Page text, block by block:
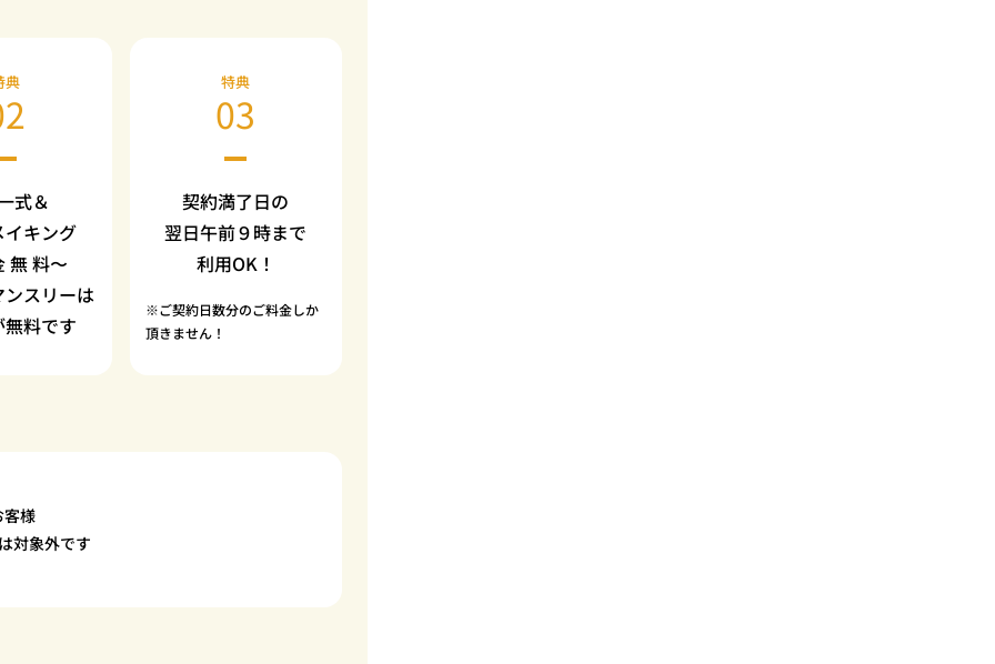
典
式＆
キング
無 料〜
スリーは
料です
特典
03
契約満了日の
翌日午前９時まで
利用OK！
※ご契約日数分のご料金しか
頂きません！
客様
対象外です